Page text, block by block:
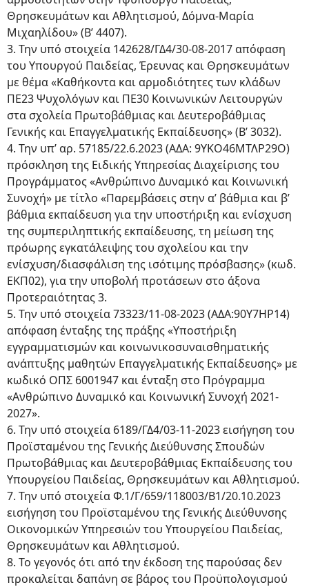
Θρησκευμάτων και Αθλητισμού, Δόμνα-Μαρία
Μιχαηλίδου» (Β’ 4407).
3. Την υπό στοιχεία 142628/ΓΔ4/30-08-2017 απόφαση
του Υπουργού Παιδείας, Έρευνας και Θρησκευμάτων
με θέμα «Καθήκοντα και αρμοδιότητες των κλάδων
ΠΕ23 Ψυχολόγων και ΠΕ30 Κοινωνικών Λειτουργών
στα σχολεία Πρωτοβάθμιας και Δευτεροβάθμιας
Γενικής και Επαγγελματικής Εκπαίδευσης» (Β’ 3032).
4. Την υπ’ αρ. 57185/22.6.2023 (ΑΔΑ: 9ΥΚΟ46ΜΤΛΡ29Ο)
πρόσκληση της Ειδικής Υπηρεσίας Διαχείρισης του
Προγράμματος «Ανθρώπινο Δυναμικό και Κοινωνική
Συνοχή» με τίτλο «Παρεμβάσεις στην α’ βάθμια και β’
βάθμια εκπαίδευση για την υποστήριξη και ενίσχυση
της συμπεριληπτικής εκπαίδευσης, τη μείωση της
πρόωρης εγκατάλειψης του σχολείου και την
ενίσχυση/διασφάλιση της ισότιμης πρόσβασης» (κωδ.
ΕΚΠ02), για την υποβολή προτάσεων στο άξονα
Προτεραιότητας 3.
5. Την υπό στοιχεία 73323/11-08-2023 (ΑΔΑ:90Υ7ΗΡ14)
απόφαση ένταξης της πράξης «Υποστήριξη
εγγραμματισμών και κοινωνικοσυναισθηματικής
ανάπτυξης μαθητών Επαγγελματικής Εκπαίδευσης» με
κωδικό ΟΠΣ 6001947 και ένταξη στο Πρόγραμμα
«Ανθρώπινο Δυναμικό και Κοινωνική Συνοχή 2021-
2027».
6. Την υπό στοιχεία 6189/ΓΔ4/03-11-2023 εισήγηση του
Προϊσταμένου της Γενικής Διεύθυνσης Σπουδών
Πρωτοβάθμιας και Δευτεροβάθμιας Εκπαίδευσης του
Υπουργείου Παιδείας, Θρησκευμάτων και Αθλητισμού.
7. Την υπό στοιχεία Φ.1/Γ/659/118003/B1/20.10.2023
εισήγηση του Προϊσταμένου της Γενικής Διεύθυνσης
Οικονομικών Υπηρεσιών του Υπουργείου Παιδείας,
Θρησκευμάτων και Αθλητισμού.
8. Το γεγονός ότι από την έκδοση της παρούσας δεν
προκαλείται δαπάνη σε βάρος του Προϋπολογισμού